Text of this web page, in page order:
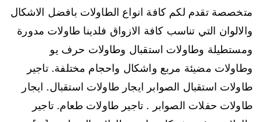
متخصصة تقدم لكم كافة انواع الطاولات بافضل الاشكال
والالوان التي تناسب كافة الازواق فلدينا طاولات مدورة
ومستطيلة وطاولات استقبال وطاولات حرف يو
وطاولات مضيئة مربع واشكال واحجام مختلفة. تاجير
طاولات استقبال الصوابر ايجار طاولات استقبال. ايجار
طاولات حفلات الصوابر . تاجير طاولات طعام. تاجير